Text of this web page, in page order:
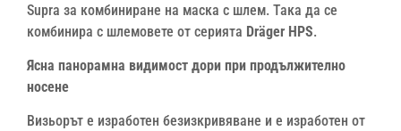
Supra за комбиниране на маска с шлем. Така да се
комбинира с шлемовете от серията Dräger HPS.
Ясна панорамна видимост дори при продължително
носене
Визьорът е изработен безизкривяване и е изработен от